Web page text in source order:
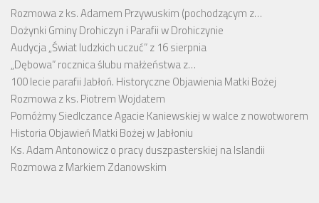
Rozmowa z ks. Adamem Przywuskim (pochodzącym z…
Dożynki Gminy Drohiczyn i Parafii w Drohiczynie
Audycja „Świat ludzkich uczuć” z 16 sierpnia
„Dębowa” rocznica ślubu małżeństwa z…
100 lecie parafii Jabłoń. Historyczne Objawienia Matki Bożej
Rozmowa z ks. Piotrem Wojdatem
Pomóżmy Siedlczance Agacie Kaniewskiej w walce z nowotworem
Historia Objawień Matki Bożej w Jabłoniu
Ks. Adam Antonowicz o pracy duszpasterskiej na Islandii
Rozmowa z Markiem Zdanowskim